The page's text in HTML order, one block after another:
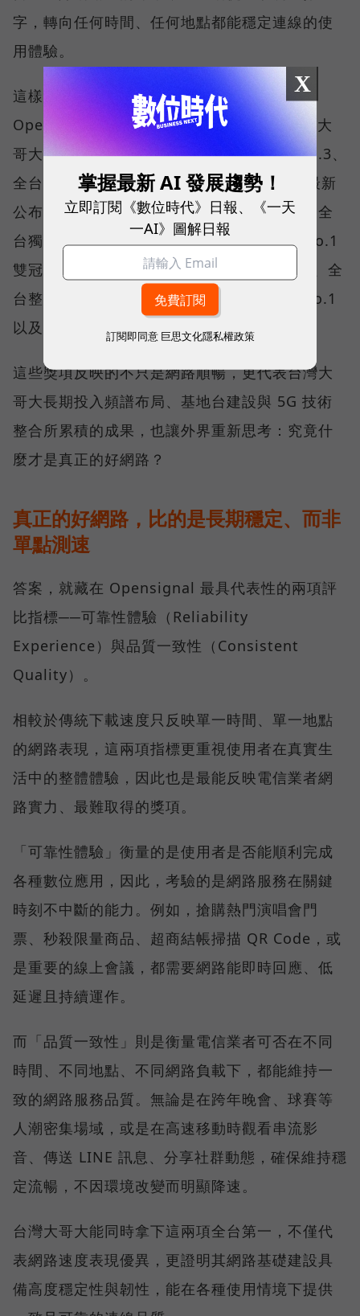
字，轉向任何時間、任何地點都能穩定連線的使
用體驗。
這樣的轉變，也反映在國際權威網路分析機構
Opensignal 公布的評比結果。今年初，台灣大
哥大不僅率先奪下「 4G／5G 在線率全球 No.3、
全台 No.1 」國際級榮譽，在 Opensignal 最新
公布的台灣行動網路體驗報告中，更一舉斬獲全
台獨有的「可靠性體驗」與「品質一致性」No.1
雙冠王，同時，包辦全台整體影音體驗 No.1、全
台整體語音體驗 No.1、全台 5G 語音體驗 No.1
以及全台網路在線率 No.1 多項榮譽。
這些獎項反映的不只是網路順暢，更代表台灣大
哥大長期投入頻譜布局、基地台建設與 5G 技術
整合所累積的成果，也讓外界重新思考：究竟什
麼才是真正的好網路？
真正的好網路，比的是長期穩定、而非
單點測速
答案，就藏在 Opensignal 最具代表性的兩項評
比指標──可靠性體驗（Reliability
Experience）與品質一致性（Consistent
Quality）。
相較於傳統下載速度只反映單一時間、單一地點
的網路表現，這兩項指標更重視使用者在真實生
活中的整體體驗，因此也是最能反映電信業者網
路實力、最難取得的獎項。
「可靠性體驗」衡量的是使用者是否能順利完成
各種數位應用，因此，考驗的是網路服務在關鍵
時刻不中斷的能力。例如，搶購熱門演唱會門
票、秒殺限量商品、超商結帳掃描 QR Code，或
是重要的線上會議，都需要網路能即時回應、低
延遲且持續運作。
而「品質一致性」則是衡量電信業者可否在不同
時間、不同地點、不同網路負載下，都能維持一
致的網路服務品質。無論是在跨年晚會、球賽等
人潮密集場域，或是在高速移動時觀看串流影
音、傳送 LINE 訊息、分享社群動態，確保維持穩
定流暢，不因環境改變而明顯降速。
台灣大哥大能同時拿下這兩項全台第一，不僅代
表網路速度表現優異，更證明其網路基礎建設具
備高度穩定性與韌性，能在各種使用情境下提供
X
掌握最新 AI 發展趨勢！
立即訂閱《數位時代》日報、《一天
一AI》圖解日報
訂閱即同意 巨思文化隱私權政策